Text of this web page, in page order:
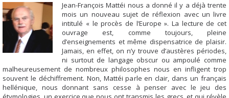
Jean-François Mattéi nous a donné il y a déjà trente
mois un nouveau sujet de réflexion avec un livre
intitulé « le procès de l’Europe ». La lecture de cet
ouvrage est, comme toujours, pleine
d’enseignements et même dispensatrice de plaisir.
Jamais, en effet, on n’y trouve d’austères périodes,
ni surtout de langage obscur ou ampoulé comme
malheureusement de nombreux philosophes nous en infligent trop
souvent le déchiffrement. Non, Mattéi parle en clair, dans un français
hellénique, nous donnant sans cesse à penser avec le jeu des